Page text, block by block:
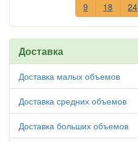
9 18 24
Доставка
Доставка малых объемов
Доставка средних объемов
Доставка больших объемов